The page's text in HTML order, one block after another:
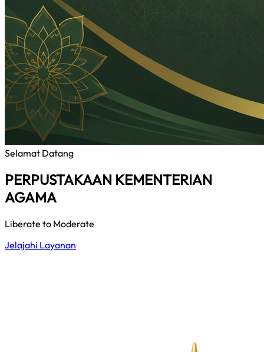
Selamat Datang
PERPUSTAKAAN KEMENTERIAN
AGAMA
Liberate to Moderate
Jelajahi Layanan